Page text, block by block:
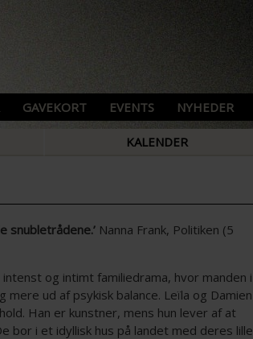
GAVEKORT EVENTS NYHEDER
KALENDER
snubletrådene.’Nanna Frank, Politiken (5
og intimt familiedrama, hvor manden i
ud af psykisk balance. Leïla og Damien
Han er kunstner, mens hun lever af at
bor i et idyllisk hus på landet med deres lille